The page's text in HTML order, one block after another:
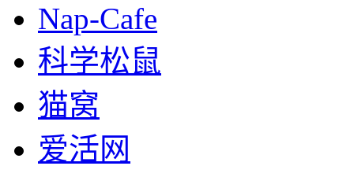
Nap-Cafe
科学松鼠
猫窝
爱活网